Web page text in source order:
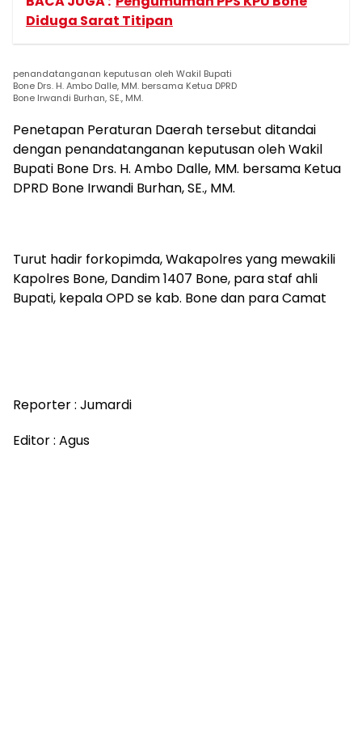
Diduga Sarat Titipan
penandatanganan keputusan oleh Wakil Bupati
Bone Drs. H. Ambo Dalle, MM. bersama Ketua DPRD
Bone Irwandi Burhan, SE., MM.
Penetapan Peraturan Daerah tersebut ditandai
dengan penandatanganan keputusan oleh Wakil
Bupati Bone Drs. H. Ambo Dalle, MM. bersama Ketua
DPRD Bone Irwandi Burhan, SE., MM.
Turut hadir forkopimda, Wakapolres yang mewakili
Kapolres Bone, Dandim 1407 Bone, para staf ahli
Bupati, kepala OPD se kab. Bone dan para Camat
Reporter : Jumardi
Editor : Agus